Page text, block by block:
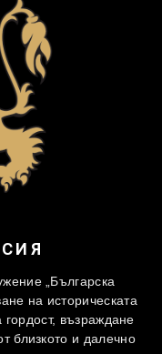
„Българска
на историческата
възраждане
близкото и далечно